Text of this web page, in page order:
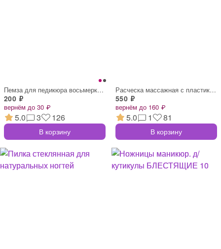
Пемза для педикюра восьмерка, белая 9*4*
200 ₽
вернём до 30 ₽
5.0 3 126
В корзину
Расческа массажная с пластик. зубьями, о
550 ₽
вернём до 160 ₽
5.0 1 81
В корзину